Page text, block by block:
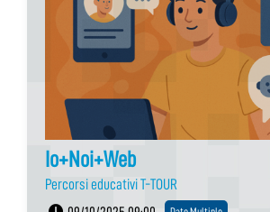
Io+Noi+Web
Percorsi educativi T-TOUR